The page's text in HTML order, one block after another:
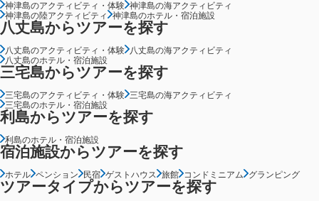
神津島のアクティビティ・体験 神津島の海アクティビティ
神津島の陸アクティビティ
神津島のホテル・宿泊施設
八丈島からツアーを探す
八丈島のアクティビティ・体験 八丈島の海アクティビティ
八丈島のホテル・宿泊施設
三宅島からツアーを探す
三宅島のアクティビティ・体験 三宅島の海アクティビティ
三宅島のホテル・宿泊施設
利島からツアーを探す
利島のホテル・宿泊施設
宿泊施設からツアーを探す
ホテル ペンション 民宿 ゲストハウス 旅館 コンドミニアム グランピング
ツアータイプからツアーを探す